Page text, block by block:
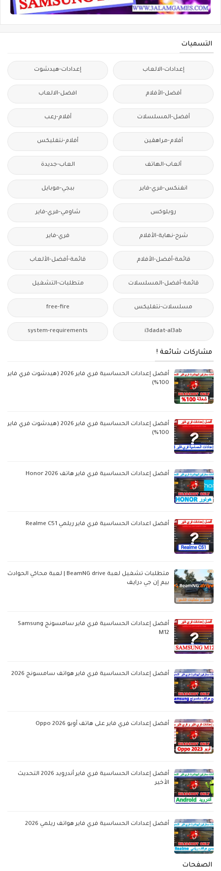
التسميات
إعدادات-الالعاب إعدادات-هيدشوت
أفضل-الأفلام افضل-الالعاب
أفضل-المسلسلات أفلام-رعب
أفلام-مراهقين أفلام-نتفليكس
ألعاب-الهاتف العاب-جديدة
انفنكس-فري-فاير ببجي-موبايل
روبلوكس شاومي-فري-فاير
شرح-نهاية-الأفلام فري-فاير
قائمة-أفضل-الأفلام قائمة-أفضل-الألعاب
قائمة-أفضل-المسلسلات متطلبات-التشغيل
مسلسلات-نتفليكس free-fire
i3dadat-al3ab
system-requirements
مشاركات شائعة !
أفضل إعدادات الحساسية فري فاير 2026 (هيدشوت فري فاير
100%)
أفضل إعدادات الحساسية فري فاير 2026 (هيدشوت فري فاير
100%)
أفضل إعدادات الحساسية فري فاير هاتف Honor 2026
أفضل اعدادات الحساسية فري فاير ريلمي Realme C51
متطلبات تشغيل لعبة BeamNG drive | لعبة محاكي الحوادث
بيم إن جي درايف
أفضل إعدادات الحساسية فري فاير سامسونج Samsung
M12
أفضل إعدادات الحساسية فري فاير هواتف سامسونج 2026
أفضل إعدادات فري فاير على هاتف أوبو Oppo 2026
أفضل إعدادات الحساسية فري فاير أندرويد 2026 التحديث
الأخير
أفضل إعدادات الحساسية فري فاير هواتف ريلمي 2026
الصفحات